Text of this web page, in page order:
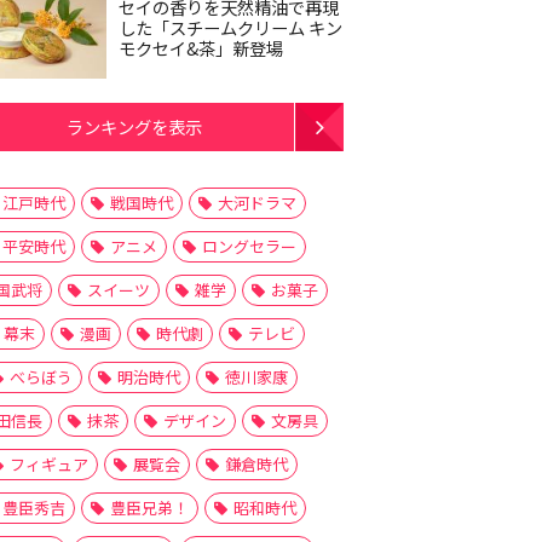
セイの香りを天然精油で再現
した「スチームクリーム キン
モクセイ&茶」新登場
ランキングを表示
江戸時代 戦国時代
大河ドラマ
平安時代
アニメ
ロングセラー
武将
スイーツ 雑学
お菓子
幕末
漫画 時代劇
テレビ
べらぼう
明治時代
徳川家康
信長
抹茶 デザイン
文房具
フィギュア
展覧会
鎌倉時代
豊臣秀吉
豊臣兄弟！
昭和時代